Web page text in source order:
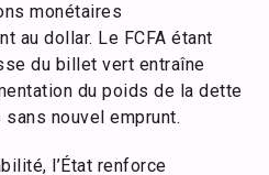
monétaires
au dollar. Le FCFA étant
du billet vert entraîne
du poids de la dette
nouvel emprunt.
l’État renforce